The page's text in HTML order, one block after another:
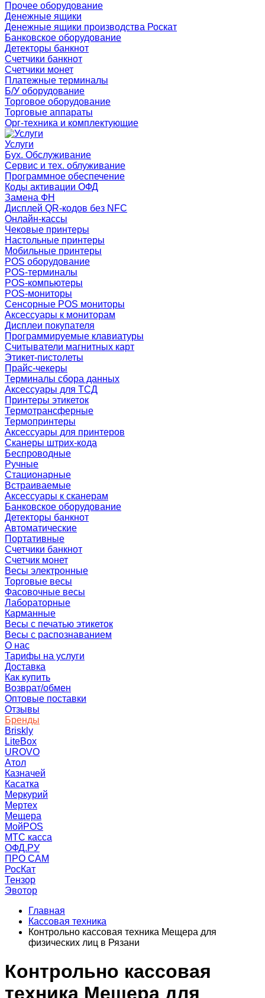
Прочее оборудование
Денежные ящики
Денежные ящики производства Роскат
Банковское оборудование
Детекторы банкнот
Счетчики банкнот
Счетчики монет
Платежные терминалы
Б/У оборудование
Торговое оборудование
Торговые аппараты
Орг-техника и комплектующие
Услуги
Бух. Обслуживание
Сервис и тех. облуживание
Программное обеспечение
Коды активации ОФД
Замена ФН
Дисплей QR-кодов без NFC
Онлайн-кассы
Чековые принтеры
Настольные принтеры
Мобильные принтеры
POS оборудование
POS-терминалы
POS-компьютеры
POS-мониторы
Сенсорные POS мониторы
Аксессуары к мониторам
Дисплеи покупателя
Программируемые клавиатуры
Считыватели магнитных карт
Этикет-пистолеты
Прайс-чекеры
Терминалы сбора данных
Аксессуары для ТСД
Принтеры этикеток
Термотрансферные
Термопринтеры
Аксессуары для принтеров
Сканеры штрих-кода
Беспроводные
Ручные
Стационарные
Встраиваемые
Аксессуары к сканерам
Банковское оборудование
Детекторы банкнот
Автоматические
Портативные
Счетчики банкнот
Счетчик монет
Весы электронные
Торговые весы
Фасовочные весы
Лабораторные
Карманные
Весы с печатью этикеток
Весы с распознаванием
О нас
Тарифы на услуги
Доставка
Как купить
Возврат/обмен
Оптовые поставки
Отзывы
Бренды
Briskly
LiteBox
UROVO
Атол
Казначей
Касатка
Меркурий
Мертех
Мещера
МойPOS
МТС касса
ОФД.РУ
ПРО САМ
РосКат
Тензор
Эвотор
Главная
Кассовая техника
Контрольно кассовая техника Мещера для
физических лиц в Рязани
Контрольно кассовая
техника Мещера для